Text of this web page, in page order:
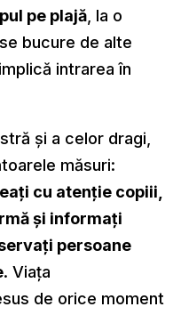
pe plajă , la o
bucure de alte
intrarea în
și a celor dragi,
măsuri:
cu atenție copiii,
și informați
persoane
. Viața
de orice moment